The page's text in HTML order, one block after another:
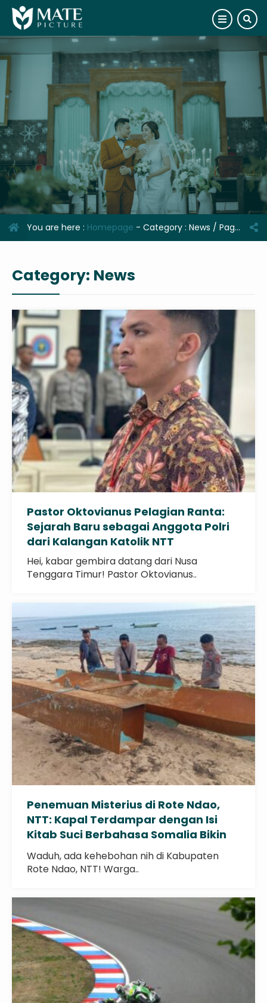
You are here : Homepage - Category : News / Page :
Category: News
Pastor Oktovianus Pelagian Ranta:
Sejarah Baru sebagai Anggota Polri
dari Kalangan Katolik NTT
Hei, kabar gembira datang dari Nusa
Tenggara Timur! Pastor Oktovianus..
Penemuan Misterius di Rote Ndao,
NTT: Kapal Terdampar dengan Isi
Kitab Suci Berbahasa Somalia Bikin
Heboh!
Waduh, ada kehebohan nih di Kabupaten
Rote Ndao, NTT! Warga..